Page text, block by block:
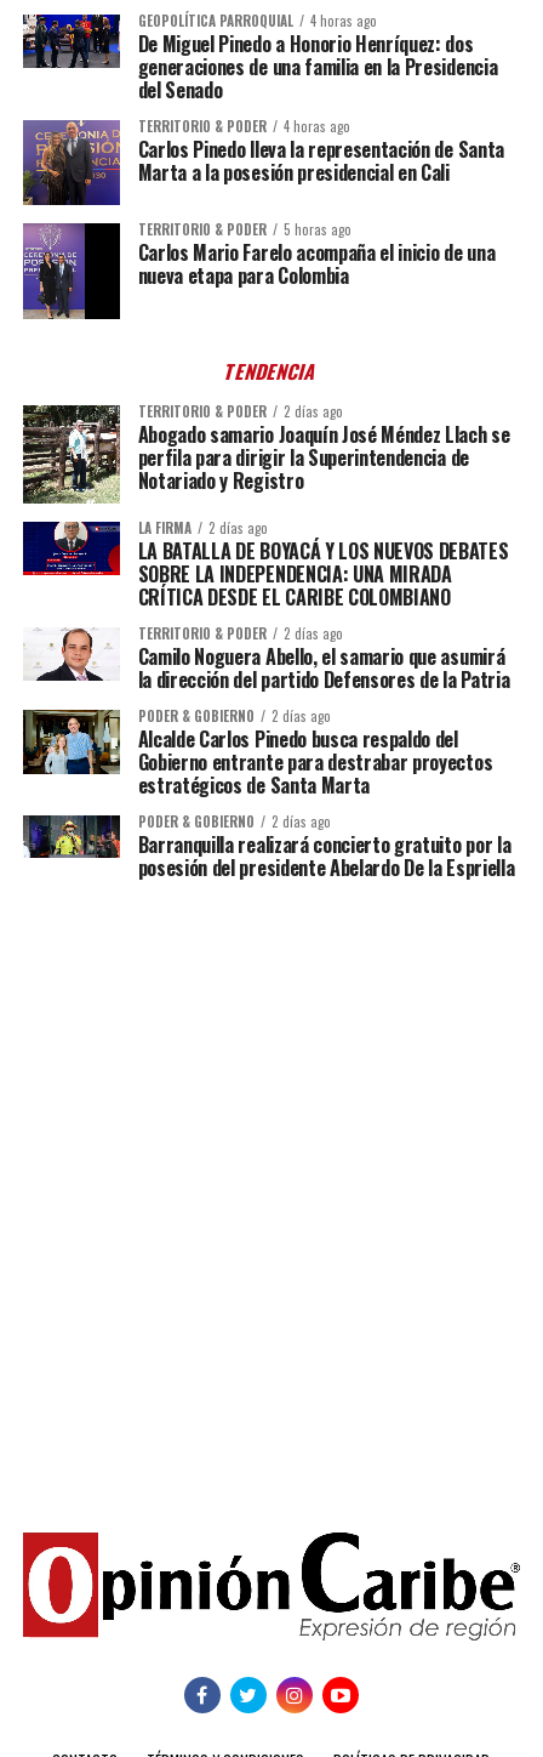
GEOPOLÍTICA PARROQUIAL 4 horas ago
De Miguel Pinedo a Honorio Henríquez: dos
generaciones de una familia en la Presidencia
del Senado
TERRITORIO & PODER 4 horas ago
Carlos Pinedo lleva la representación de Santa
Marta a la posesión presidencial en Cali
TERRITORIO & PODER 5 horas ago
Carlos Mario Farelo acompaña el inicio de una
nueva etapa para Colombia
TENDENCIA
TERRITORIO & PODER 2 días ago
Abogado samario Joaquín José Méndez Llach se
perfila para dirigir la Superintendencia de
Notariado y Registro
LA FIRMA 2 días ago
LA BATALLA DE BOYACÁ Y LOS NUEVOS DEBATES
SOBRE LA INDEPENDENCIA: UNA MIRADA
CRÍTICA DESDE EL CARIBE COLOMBIANO
TERRITORIO & PODER 2 días ago
Camilo Noguera Abello, el samario que asumirá
la dirección del partido Defensores de la Patria
PODER & GOBIERNO 2 días ago
Alcalde Carlos Pinedo busca respaldo del
Gobierno entrante para destrabar proyectos
estratégicos de Santa Marta
PODER & GOBIERNO 2 días ago
Barranquilla realizará concierto gratuito por la
posesión del presidente Abelardo De la Espriella